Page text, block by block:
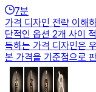
7분
가격 디자인 전략 이해
단적인 옵션 2개 사이
득하는 가격 디자인은
본 가격을 기준점으로